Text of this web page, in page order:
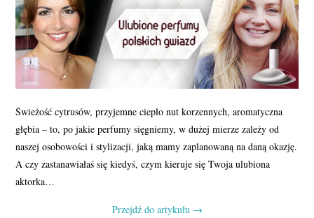
Świeżość cytrusów, przyjemne ciepło nut korzennych, aromatyczna
głębia – to, po jakie perfumy sięgniemy, w dużej mierze zależy od
naszej osobowości i stylizacji, jaką mamy zaplanowaną na daną okazję.
A czy zastanawiałaś się kiedyś, czym kieruje się Twoja ulubiona
aktorka…
Przejdź do artykułu →